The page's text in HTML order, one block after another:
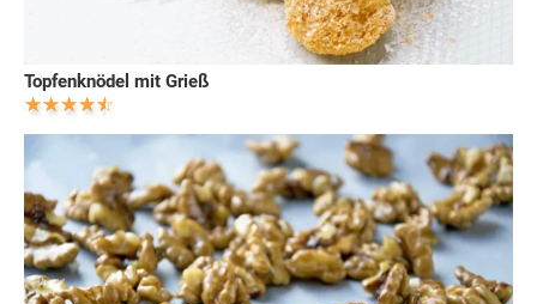
Topfenknödel mit Grieß